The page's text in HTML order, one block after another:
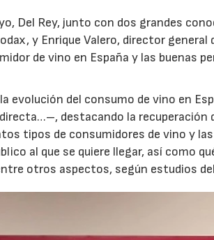
Del Rey, junto con dos grandes
y Enrique Valero, director general
de vino en España y las buenas
evolución del consumo de vino en
destacando la recuperación
tipos de consumidores de vino y
al que se quiere llegar, así como
otros aspectos, según estudios del